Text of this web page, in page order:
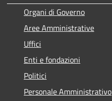
Organi di Governo
Aree Amministrative
Uffici
Enti e fondazioni
Politici
Personale Amministrativo